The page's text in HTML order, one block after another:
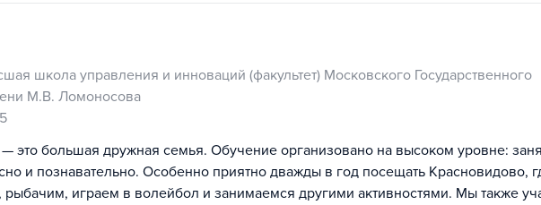
школа управления и инноваций (факультет) Московского Государственного
М.В. Ломоносова
это большая дружная семья. Обучение организовано на высоком уровне:
и познавательно. Особенно приятно дважды в год посещать Красновидово,
играем в волейбол и занимаемся другими активностями. Мы также